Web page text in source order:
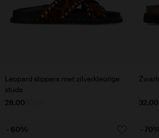
Leopard slippers met zilverkleurige
studs
28.00 32.00
- 60% -